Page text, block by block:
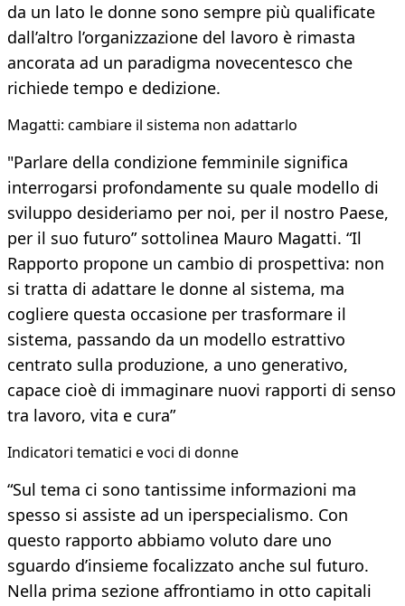
da un lato le donne sono sempre più qualificate
dall’altro l’organizzazione del lavoro è rimasta
ancorata ad un paradigma novecentesco che
richiede tempo e dedizione.
Magatti: cambiare il sistema non adattarlo
"Parlare della condizione femminile significa
interrogarsi profondamente su quale modello di
sviluppo desideriamo per noi, per il nostro Paese,
per il suo futuro” sottolinea Mauro Magatti. “Il
Rapporto propone un cambio di prospettiva: non
si tratta di adattare le donne al sistema, ma
cogliere questa occasione per trasformare il
sistema, passando da un modello estrattivo
centrato sulla produzione, a uno generativo,
capace cioè di immaginare nuovi rapporti di senso
tra lavoro, vita e cura”
Indicatori tematici e voci di donne
“Sul tema ci sono tantissime informazioni ma
spesso si assiste ad un iperspecialismo. Con
questo rapporto abbiamo voluto dare uno
sguardo d’insieme focalizzato anche sul futuro.
Nella prima sezione affrontiamo in otto capitali